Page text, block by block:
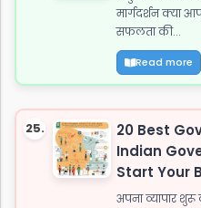
मार्गदर्शन क्या
सफलता की...
Read more
25.
20 Best
Indian
Start Your
अपना व्यापार